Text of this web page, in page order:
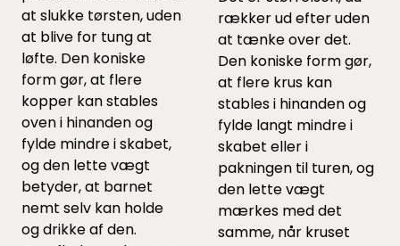
at slukke tørsten, uden
at blive for tung at
løfte. Den koniske
form gør, at flere
kopper kan stables
oven i hinanden og
fylde mindre i skabet,
og den lette vægt
betyder, at barnet
nemt selv kan holde
og drikke af den.
rækker ud efter uden
at tænke over det.
Den koniske form gør,
at flere krus kan
stables i hinanden og
fylde langt mindre i
skabet eller i
pakningen til turen, og
den lette vægt
mærkes med det
samme, når kruset